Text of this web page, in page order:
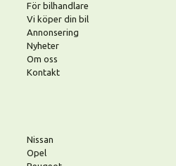
För bilhandlare
Vi köper din bil
Annonsering
Nyheter
Om oss
Kontakt
Nissan
Opel